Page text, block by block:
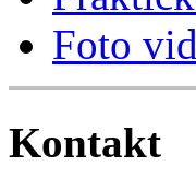
Foto
Kontakt